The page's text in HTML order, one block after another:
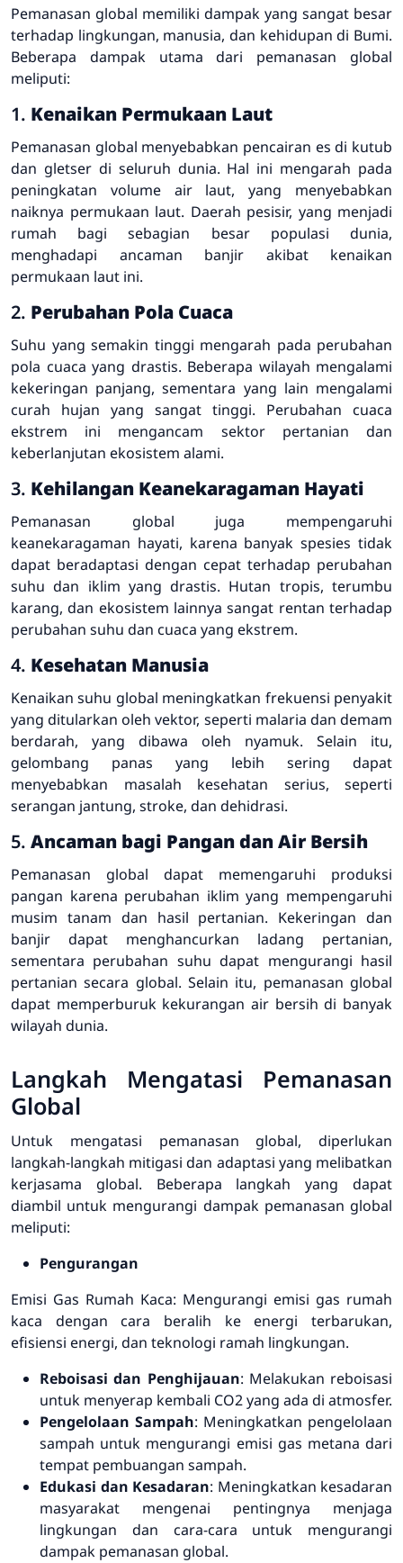
Pemanasan global memiliki dampak yang sangat besar
terhadap lingkungan, manusia, dan kehidupan di Bumi.
Beberapa dampak utama dari pemanasan global
meliputi:
1. Kenaikan Permukaan Laut
Pemanasan global menyebabkan pencairan es di kutub
dan gletser di seluruh dunia. Hal ini mengarah pada
peningkatan volume air laut, yang menyebabkan
naiknya permukaan laut. Daerah pesisir, yang menjadi
rumah bagi sebagian besar populasi dunia,
menghadapi ancaman banjir akibat kenaikan
permukaan laut ini.
2. Perubahan Pola Cuaca
Suhu yang semakin tinggi mengarah pada perubahan
pola cuaca yang drastis. Beberapa wilayah mengalami
kekeringan panjang, sementara yang lain mengalami
curah hujan yang sangat tinggi. Perubahan cuaca
ekstrem ini mengancam sektor pertanian dan
keberlanjutan ekosistem alami.
3. Kehilangan Keanekaragaman Hayati
Pemanasan global juga mempengaruhi
keanekaragaman hayati, karena banyak spesies tidak
dapat beradaptasi dengan cepat terhadap perubahan
suhu dan iklim yang drastis. Hutan tropis, terumbu
karang, dan ekosistem lainnya sangat rentan terhadap
perubahan suhu dan cuaca yang ekstrem.
4. Kesehatan Manusia
Kenaikan suhu global meningkatkan frekuensi penyakit
yang ditularkan oleh vektor, seperti malaria dan demam
berdarah, yang dibawa oleh nyamuk. Selain itu,
gelombang panas yang lebih sering dapat
menyebabkan masalah kesehatan serius, seperti
serangan jantung, stroke, dan dehidrasi.
5. Ancaman bagi Pangan dan Air Bersih
Pemanasan global dapat memengaruhi produksi
pangan karena perubahan iklim yang mempengaruhi
musim tanam dan hasil pertanian. Kekeringan dan
banjir dapat menghancurkan ladang pertanian,
sementara perubahan suhu dapat mengurangi hasil
pertanian secara global. Selain itu, pemanasan global
dapat memperburuk kekurangan air bersih di banyak
wilayah dunia.
Langkah Mengatasi Pemanasan
Global
Untuk mengatasi pemanasan global, diperlukan
langkah-langkah mitigasi dan adaptasi yang melibatkan
kerjasama global. Beberapa langkah yang dapat
diambil untuk mengurangi dampak pemanasan global
meliputi:
Pengurangan
Emisi Gas Rumah Kaca: Mengurangi emisi gas rumah
kaca dengan cara beralih ke energi terbarukan,
efisiensi energi, dan teknologi ramah lingkungan.
Reboisasi dan Penghijauan: Melakukan reboisasi
untuk menyerap kembali CO2 yang ada di atmosfer.
Pengelolaan Sampah: Meningkatkan pengelolaan
sampah untuk mengurangi emisi gas metana dari
tempat pembuangan sampah.
Edukasi dan Kesadaran: Meningkatkan kesadaran
masyarakat mengenai pentingnya menjaga
lingkungan dan cara-cara untuk mengurangi
dampak pemanasan global.